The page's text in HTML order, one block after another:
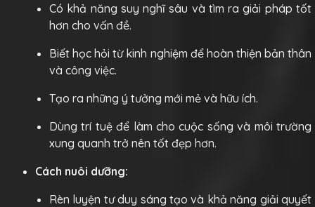
Có khả năng suy nghĩ sâu và tìm ra giải pháp tốt
hơn cho vấn đề.
Biết học hỏi từ kinh nghiệm để hoàn thiện bản thân
và công việc.
Tạo ra những ý tưởng mới mẻ và hữu ích.
Dùng trí tuệ để làm cho cuộc sống và môi trường
xung quanh trở nên tốt đẹp hơn.
Cách nuôi dưỡng:
Rèn luyện tư duy sáng tạo và khả năng giải quyết